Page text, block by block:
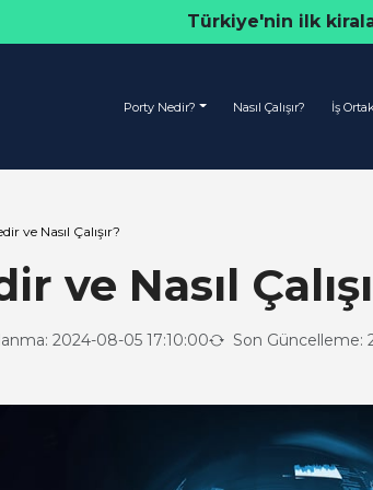
Türkiye'nin ilk
Porty Nedir? Nasıl Çalışır? İş
ve Nasıl Çalışır?
ve Nasıl
2024-08-05 17:10:00 Son Güncelleme: